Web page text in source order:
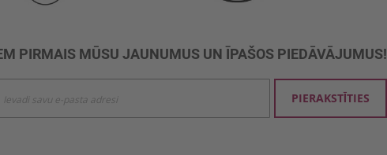
PIRMAIS MŪSU JAUNUMUS UN ĪPAŠOS PIEDĀVĀJUMUS!
PIERAKSTĪTIES